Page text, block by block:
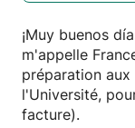
¡Muy buenos
m'appelle
préparation
l'Université,
facture).